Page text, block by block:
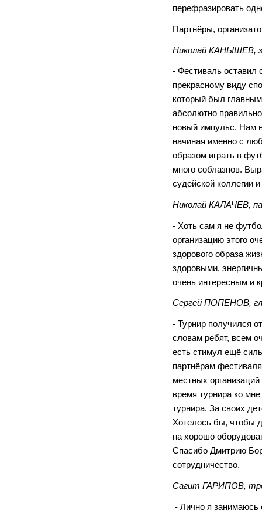
перефразировать
Партнёры,
Николай КАНЫШЕВ,
- Фестиваль оставил
прекрасному виду
который был
абсолютно
новый импульс. Нам
начиная именно с
образом играть в
много соблазнов.
судейской коллегии
Николай КАЛАЧЕВ,
- Хоть сам я не
организацию этого
здорового образа
здоровыми,
очень интересным и
Сергей ПОПЕНОВ,
- Турнир получился
словам ребят, всем
есть стимул ещё
партнёрам
местных
время турнира ко
турнира. За своих
Хотелось бы, чтобы
на хорошо
Спасибо Дмитрию
сотрудничество.
Сагит ГАРИПОВ,
- Лично я занимаюсь